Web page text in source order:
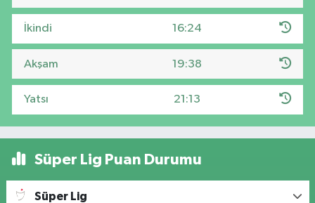
İkindi 16:24
Akşam 19:38
Yatsı 21:13
Süper Lig Puan Durumu
Süper Lig